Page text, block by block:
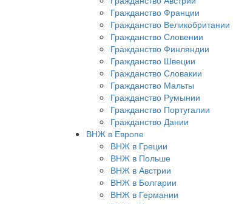
Гражданство Франции
Гражданство Великобритании
Гражданство Словении
Гражданство Финляндии
Гражданство Швеции
Гражданство Словакии
Гражданство Мальты
Гражданство Румынии
Гражданство Португалии
Гражданство Дании
ВНЖ в Европе
ВНЖ в Греции
ВНЖ в Польше
ВНЖ в Австрии
ВНЖ в Болгарии
ВНЖ в Германии